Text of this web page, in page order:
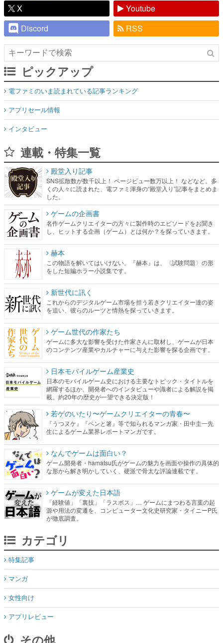
X
Youtube
Discord
RSS
ピックアップ
電ファミのいま読まれている記事ランキング
アプリセール情報
インタビュー
連載・特集一覧
殿堂入り記事
SNS拡散数が数千以上！ ページビュー数万以上！ などなど。多
くの人々に読まれた、電ファミ渾身の“殿堂入り”記事をまとめま
した。
ゲームの企画書
名作ゲームクリエイターの方々に製作時のエピソードをお聞き
し、ヒットする企画（ゲーム）とは何か？を探っていきます。
赫本
この物語を解いてはいけない。『赫本』は、〈試験問題〉の形
をした短編ホラー小説集です。
新世代に訊く
これからのデジタルゲーム市場を担う若きクリエイター達の姿
を追い、彼らのルーツと情熱を探っていきます。
ゲーム世代の作家たち
ゲームに多大な影響を受けた作家さんに取材し、ゲームが日本
のコンテンツ産業やカルチャーに与えた影響を探る企画です。
日本モバイルゲーム産業史
日本のモバイルゲーム史における主要なトピック・タイトルを
網羅するほか、開発者へのインタビューや識者による解説を掲
載。約20年の歴史が一望できる決定版！
若ゲのいたり〜ゲームクリエイターの青春〜
『うつヌケ』『ペンと箸』等で知られるマンガ家・田中圭一先
生によるゲーム業界レポートマンガです。
なんでゲームは面白い？
ゲーム開発者・hamatsu氏がゲームの魅力を画面や操作の具体的
な形から解き明かしていく、硬派で骨太な評論連載です。
ゲームが変えた日本語
「経験値」「裏技」「ラスボス」… ゲームにまつわる言葉の起
源や用法の変遷を、コンピューター文化史研究家・タイニーP氏
が徹底調査。
カテゴリ
特集記事
マンガ
女性向け
アプリレビュー